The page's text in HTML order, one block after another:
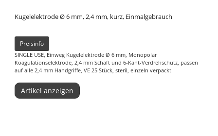
Kugelelektrode Ø 6 mm, 2,4 mm, kurz, Einmalgebrauch
Preisinfo
SINGLE USE, Einweg Kugelelektrode Ø 6 mm, Monopolar
Koagulationselektrode, 2,4 mm Schaft und 6-Kant-Verdrehschutz, passen
auf alle 2,4 mm Handgriffe, VE 25 Stück, steril, einzeln verpackt
Artikel anzeigen